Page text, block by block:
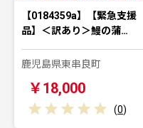
【0184359a】【緊急支援
品】＜訳あり＞鰻の蒲…
鹿児島県東串良町
￥18,000
(0)